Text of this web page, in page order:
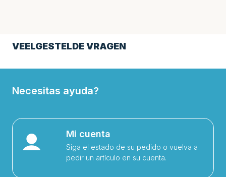
VEELGESTELDE VRAGEN
Necesitas ayuda?
Mi cuenta
Siga el estado de su pedido o vuelva a
pedir un artículo en su cuenta.